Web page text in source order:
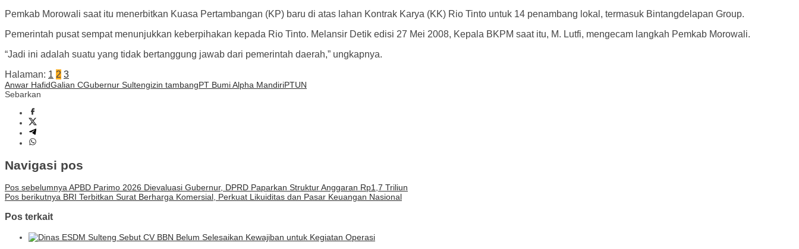
Pemkab Morowali saat itu menerbitkan Kuasa Pertambangan (KP) baru di atas lahan Kontrak Karya (KK) Rio Tinto untuk 14 penambang lokal, termasuk Bintangdelapan Group.
Pemerintah pusat sempat menunjukkan keberpihakan kepada Rio Tinto. Melansir Detik edisi 27 Mei 2008, Kepala BKPM saat itu, M. Lutfi, mengecam langkah Pemkab Morowali.
“Jadi ini adalah suatu yang tidak bertanggung jawab dari pemerintah daerah,” ungkapnya.
Halaman: 1 2 3
Anwar HafidGalian CGubernur Sultengizin tambangPT Bumi Alpha MandiriPTUN
Sebarkan
Navigasi pos
Pos sebelumnya APBD Parimo 2026 Dievaluasi Gubernur, DPRD Paparkan Struktur Anggaran Rp1,7 Triliun
Pos berikutnya BRI Terbitkan Surat Berharga Komersial, Perkuat Likuiditas dan Pasar Keuangan Nasional
Pos terkait